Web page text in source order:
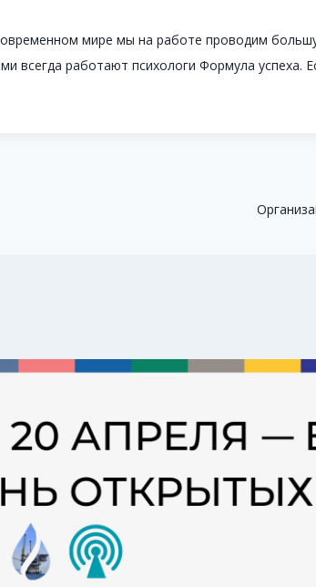
мире мы на работе проводим
всегда работают психологи Формула успеха.